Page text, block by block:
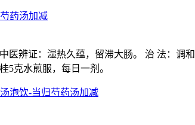
药汤加减
医辨证：湿热久蕴，留滞大肠。 治 法：调
5克水煎服，每日一剂。
泡饮-当归芍药汤加减